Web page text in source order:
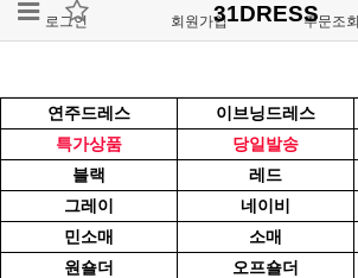
로그인 회원가입 주문조회
31DRESS
연주드레스 이브닝드레스
특가상품
당일발송
블랙
레드
그레이
네이비
민소매
소매
원숄더
오프숄더